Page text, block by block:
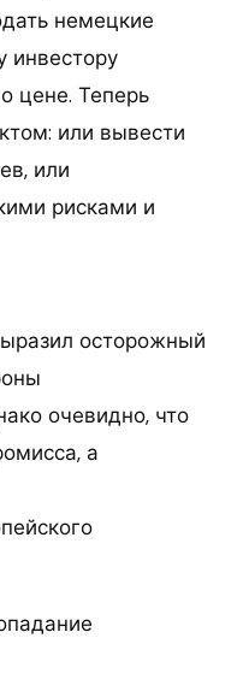
немецкие
инвестору
цене. Теперь
или вывести
или
рисками и
осторожный
очевидно, что
а